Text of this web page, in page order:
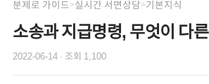
분제로 가이드>실시간 서면상담>기본지식
소송과 지급명령, 무엇이 다
2022-06-14 · 조회 1,100